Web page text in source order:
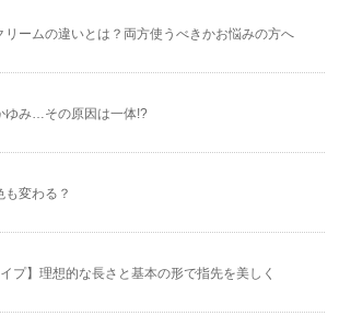
リームの違いとは？両方使うべきかお悩みの方へ
ゆみ…その原因は一体!?
変わる？
プ】理想的な長さと基本の形で指先を美しく